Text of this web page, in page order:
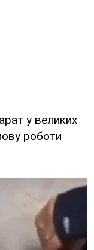
у великих
роботи